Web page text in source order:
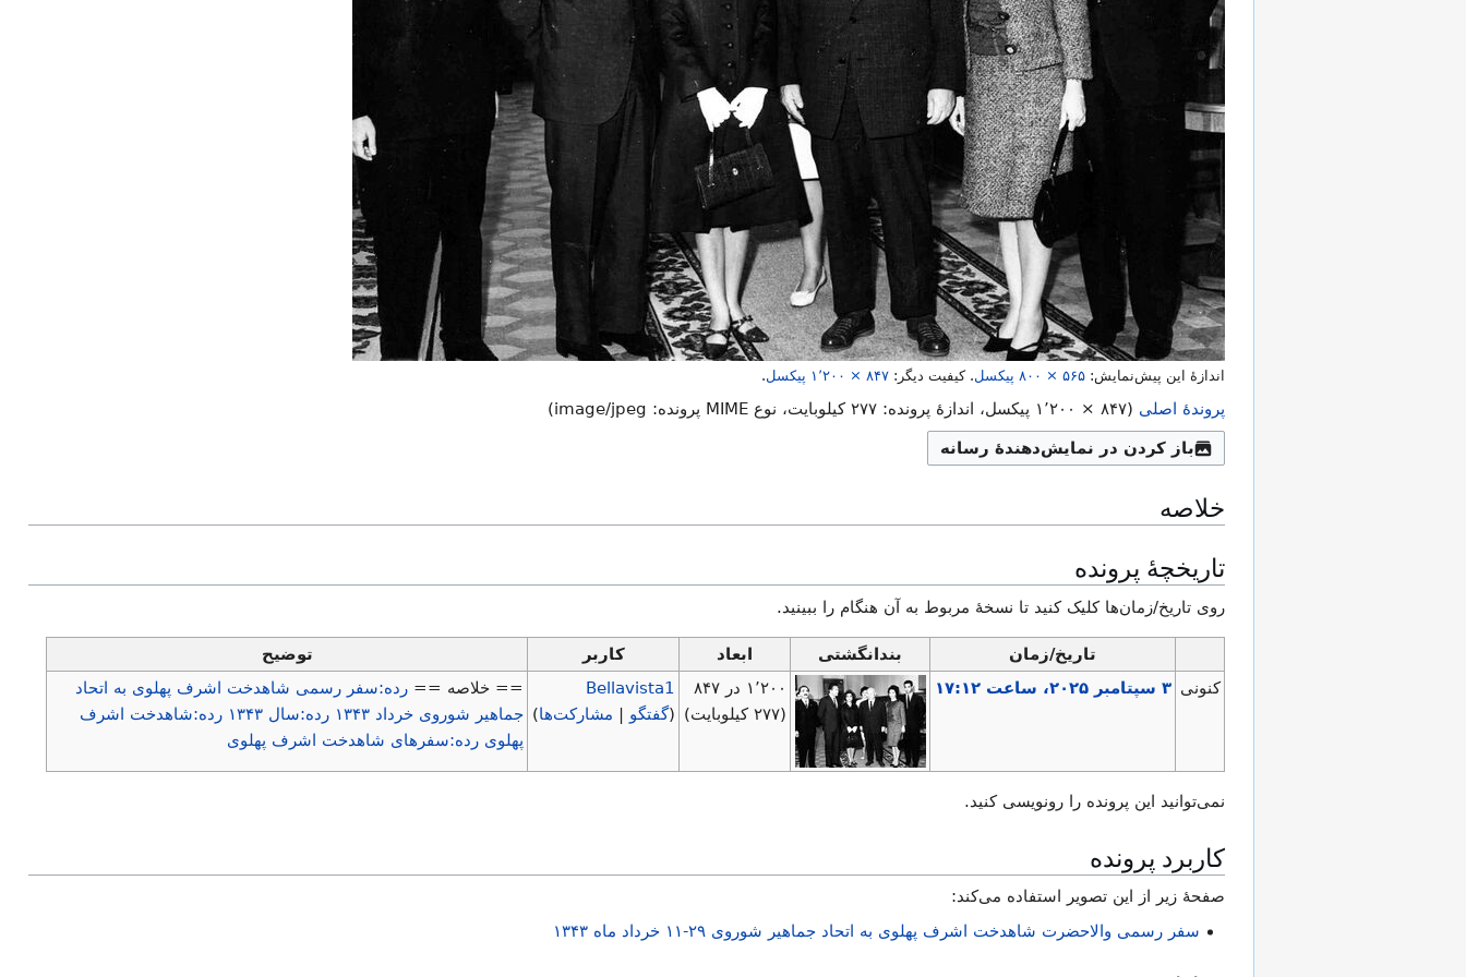
اندازهٔ این پیش‌نمایش: ۸۰۰ × ۵۶۵پیکسل.کیفیت دیگر: ۱٬۲۰۰ × ۸۴۷ پیکسل.
پروندهٔ اصلی (۱٬۲۰۰ × ۸۴۷ پیکسل، اندازهٔ پرونده: ۲۷۷ کیلوبایت، نوع MIME پرونده: image/jpeg
)
باز کردن در نمایش‌دهندهٔ رسانه
خلاصه
تاریخچهٔ پرونده
روی تاریخ/زمان‌ها کلیک کنید تا نسخهٔ مربوط به آن هنگام را ببینید.
تاریخ/زمان بندانگشتی ابعاد کاربر
توضیح
کنونی ‏۳ سپتامبر ۲۰۲۵، ساعت ۱۷:۱۲
۱٬۲۰۰ در ۸۴۷
(۲۷۷ کیلوبایت)
Bellavista1
(گفتگو | مشارکت‌ها)
== خلاصه ==رده:سفر رسمی شاهدخت اشرف پهلوی به اتحاد
جماهیر شوروی خرداد ۱۳۴۳
رده:سال ۱۳۴۳
رده:شاهدخت اشرف
پهلوی رده:سفرهای شاهدخت اشرف پهلوی
نمی‌توانید این پرونده را رونویسی کنید.
کاربرد پرونده
صفحهٔ زیر از این تصویر استفاده می‌کند:
سفر رسمی والاحضرت شاهدخت اشرف پهلوی به اتحاد جماهیر شوروی ۲۹-۱۱ خرداد ماه ۱۳۴۳